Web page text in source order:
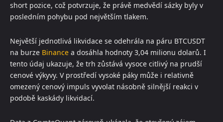
short pozice, což potvrzuje, že právě medvědí sázky byly v
posledním pohybu pod největším tlakem.
Největší jednotlivá likvidace se odehrála na páru BTCUSDT
na burze Binance a dosáhla hodnoty 3,04 milionu dolarů. I
tento údaj ukazuje, že trh zůstává vysoce citlivý na prudší
cenové výkyvy. V prostředí vysoké páky může i relativně
omezený cenový impuls vyvolat násobně silnější reakci v
podobě kaskády likvidací.